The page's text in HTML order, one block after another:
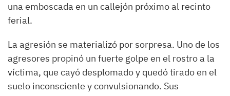
una emboscada en un callejón próximo al recinto
ferial.
La agresión se materializó por sorpresa. Uno de los
agresores propinó un fuerte golpe en el rostro a la
víctima, que cayó desplomado y quedó tirado en el
suelo inconsciente y convulsionando. Sus